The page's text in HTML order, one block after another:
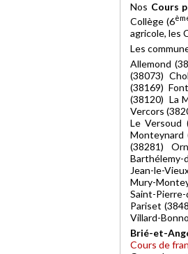
Nos Cours
Collège (6
agricole, les
Les
Allemond
(38073)
(38169)
(38120) La
Vercors
Le Versoud
Monteynard
(38281)
Barthélemy-
Jean-le-
Mury-
Saint-
Pariset
Villard-
Brié-et-
Cours de